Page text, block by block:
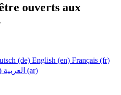
ouverts aux
‎(de)‎ English ‎(en)‎ Français ‎(fr)‎
العربية ‎(ar)‎